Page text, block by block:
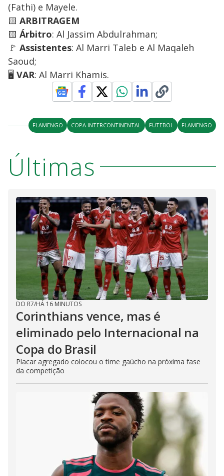
(Fathi) e Mayele.
🟨 ARBITRAGEM
🟨 Árbitro: Al Jassim Abdulrahman;
🚩 Assistentes: Al Marri Taleb e Al Maqaleh
Saoud;
🖥️ VAR: Al Marri Khamis.
FLAMENGO COPA INTERCONTINENTAL FUTEBOL FLAMENGO
Últimas
DO R7/HÁ 16 MINUTOS
Corinthians vence, mas é
eliminado pelo Internacional na
Copa do Brasil
Placar agregado colocou o time gaúcho na próxima fase
da competição